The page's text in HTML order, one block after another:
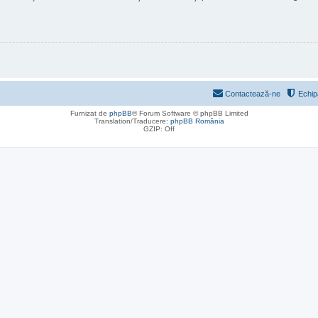
Contactează-ne
Furnizat de phpBB® Forum Software © phpBB Limited
Translation/Traducere: phpBB România
GZIP: Off